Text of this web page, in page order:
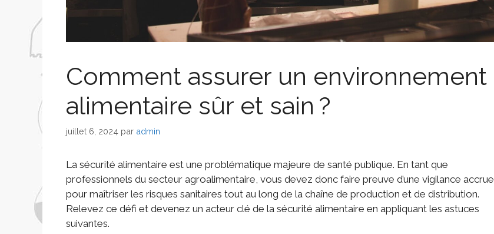
Comment assurer un environnement
alimentaire sûr et sain ?
juillet 6, 2024 par admin
La sécurité alimentaire est une problématique majeure de santé publique. En tant que
professionnels du secteur agroalimentaire, vous devez donc faire preuve d’une vigilance accrue
pour maîtriser les risques sanitaires tout au long de la chaîne de production et de distribution.
Relevez ce défi et devenez un acteur clé de la sécurité alimentaire en appliquant les astuces
suivantes.